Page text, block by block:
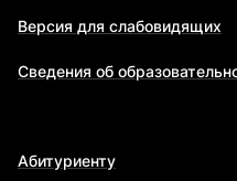
Версия для слабовидящих
Сведения об
Абитуриенту